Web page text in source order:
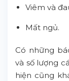
Viêm và
Mất ngủ.
Có những
và số lượng
hiện cũng